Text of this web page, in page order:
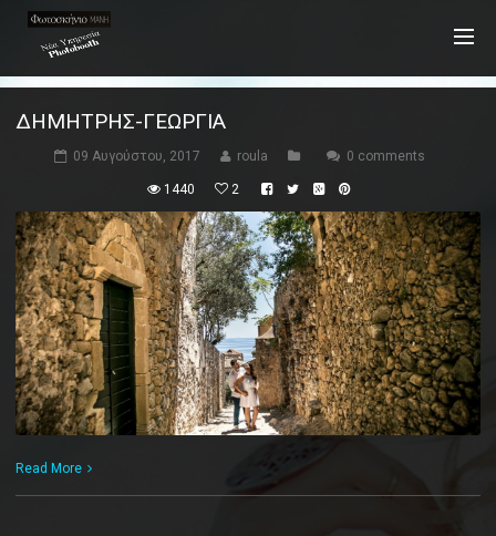
ΔΗΜΉΤΡΗΣ-ΓΕΩΡΓΊΑ
09 Αυγούστου, 2017 roula 0 comments
1440 2
Read More